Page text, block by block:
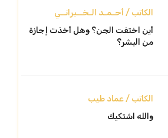
الكاتب / أحـمـد الـخــبرانــي
أين اختفت الجن؟ وهل أخذت إجازة
من البشر؟
الكاتب / عماد طيب
والله اشتكيك